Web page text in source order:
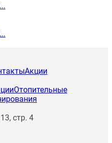
Акции
Отопительные
стр. 4